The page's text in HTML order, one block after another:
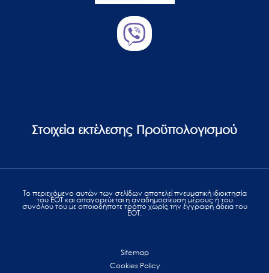
Στοιχεία εκτέλεσης Προϋπολογισμού
Το περιεχόμενο αυτών των σελίδων αποτελεί πvευματική ιδιοκτησία
του ΕΟΤ και απαγορεύεται η αναδημοσίευση μέρους ή του
συνόλου του με οποιοδήποτε τρόπο χωρίς την έγγραφη άδεια του
ΕΟΤ.
Sitemap
Cookies Policy